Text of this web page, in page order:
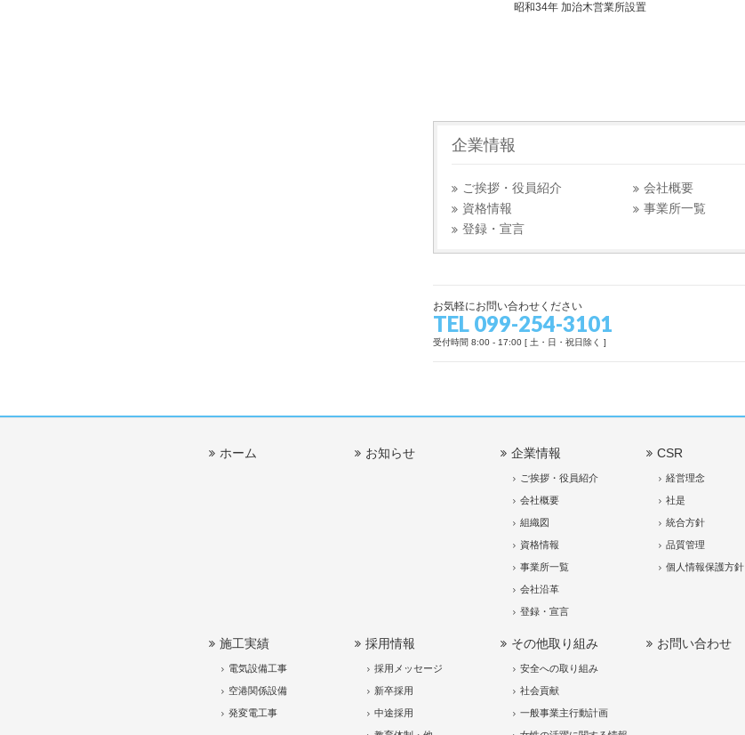
昭和34年 加治木営業所設置
企業情報
ご挨拶・役員紹介 会社概要
資格情報
事業所一覧
登録・宣言
お気軽にお問い合わせください
TEL 099-254-3101
受付時間 8:00 - 17:00 [ 土・日・祝日除く ]
ホーム お知らせ 企業情報
ご挨拶・役員紹介
会社概要
組織図
資格情報
事業所一覧
会社沿革
登録・宣言
CSR
経営理念
社是
統合方針
品質管理
個人情報保護方針
施工実績
電気設備工事
空港関係設備
発変電工事
採用情報
採用メッセージ
新卒採用
中途採用
その他取り組み
安全への取り組み
社会貢献
一般事業主行動計画
お問い合わせ